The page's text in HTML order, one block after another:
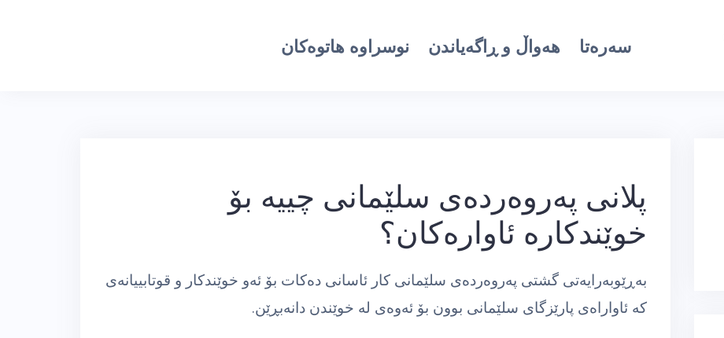
سەرەتا هەواڵ و ڕاگەیاندن نوسراوە هاتوەکان
پلانی په‌روه‌رده‌ی سلێمانی چییه‌ بۆ
خوێندكاره‌ ئاواره‌كان؟
به‌ڕێوبه‌رایه‌تی گشتی په‌روه‌رده‌ی سلێمانی كار ئاسانی ده‌كات بۆ ئه‌و خوێندكار و قوتابییانه‌ی
كه‌ ئاواراه‌ی پارێزگای سلێمانی بوون بۆ ئه‌وه‌ی له‌ خوێندن دانه‌بڕێن.